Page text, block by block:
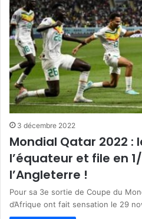
3 décembre 2022
Mondial Qatar 2022 :
l’équateur et file en
l’Angleterre !
Pour sa 3e sortie de Coupe du
d’Afrique ont fait sensation le 29